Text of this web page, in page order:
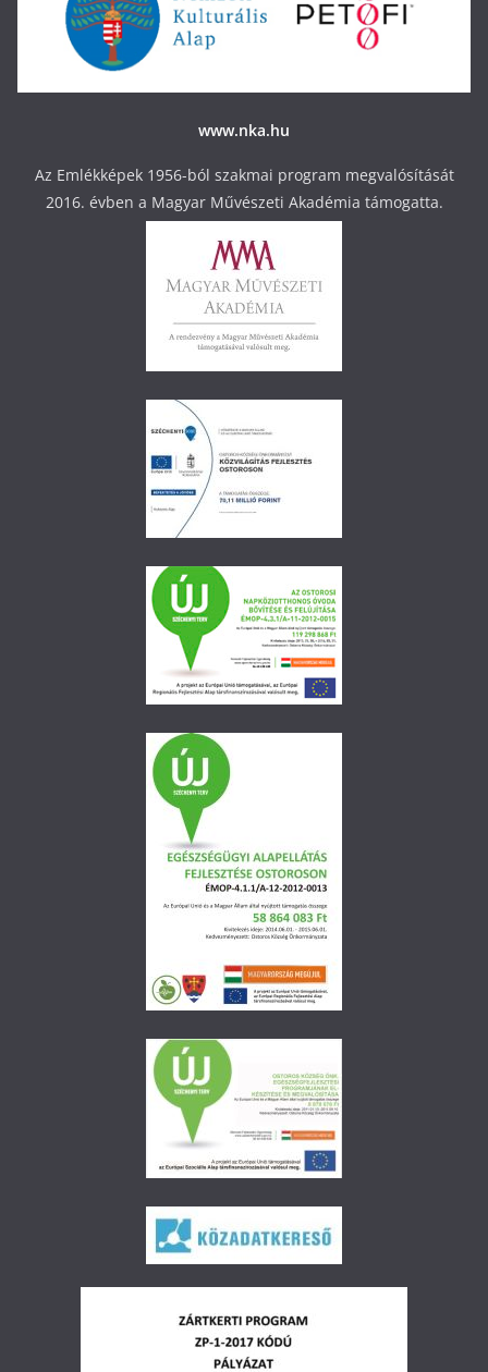
www.nka.hu
Az Emlékképek 1956-ból szakmai program megvalósítását
2016. évben a Magyar Művészeti Akadémia támogatta.